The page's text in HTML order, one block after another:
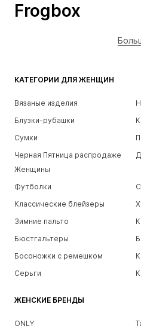
КАТЕГОРИИ ДЛЯ ЖЕНЩИН
Вязаные изделия
Блузки-рубашки
Сумки
Черная Пятница распродаже
Женщины
Футболки
Классические блейзеры
Зимние пальто
Бюстгальтеры
Босоножки с ремешком
Серьги
ЖЕНСКИЕ БРЕНДЫ
ONLY
Frogbox